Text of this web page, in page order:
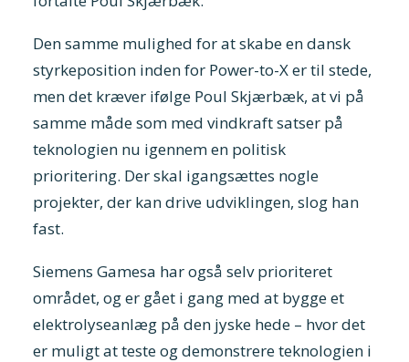
Den samme mulighed for at skabe en dansk
styrkeposition inden for Power-to-X er til stede,
men det kræver ifølge Poul Skjærbæk, at vi på
samme måde som med vindkraft satser på
teknologien nu igennem en politisk
prioritering. Der skal igangsættes nogle
projekter, der kan drive udviklingen, slog han
fast.
Siemens Gamesa har også selv prioriteret
området, og er gået i gang med at bygge et
elektrolyseanlæg på den jyske hede – hvor det
er muligt at teste og demonstrere teknologien i